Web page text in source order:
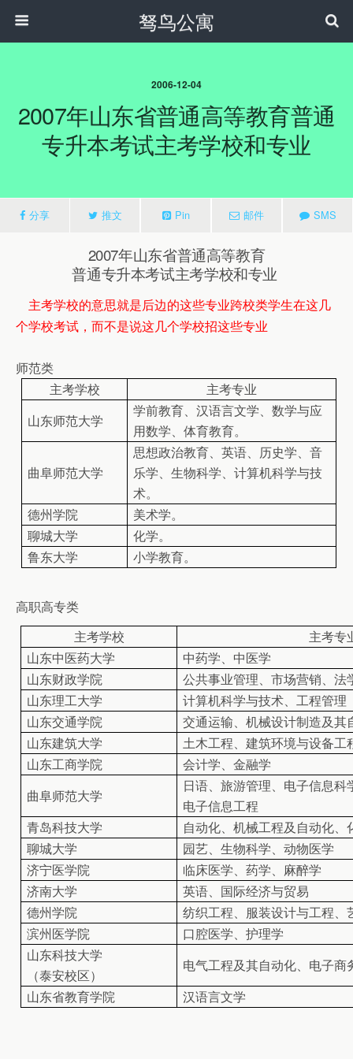
驽鸟公寓
2006-12-04
2007年山东省普通高等教育普通
专升本考试主考学校和专业
分享 推文 Pin 邮件 SMS
2007年山东省普通高等教育
普通专升本考试主考学校和专业
主考学校的意思就是后边的这些专业跨校类学生在这几
个学校考试，而不是说这几个学校招这些专业
师范类
主考学校
主考专业
山东师范大学
学前教育、汉语言文学、数学与应
用数学、体育教育。
曲阜师范大学
思想政治教育、英语、历史学、音
乐学、生物科学、计算机科学与技
术。
德州学院
美术学。
聊城大学
化学。
鲁东大学
小学教育。
高职高专类
主考学校
主考专
山东中医药大学
中药学、中医学
山东财政学院
公共事业管理、市场营销、法
山东理工大学
计算机科学与技术、工程管理
山东交通学院
交通运输、机械设计制造及其
山东建筑大学
土木工程、建筑环境与设备工
山东工商学院
会计学、金融学
曲阜师范大学
日语、旅游管理、电子信息科
电子信息工程
青岛科技大学
自动化、机械工程及自动化、
聊城大学
园艺、生物科学、动物医学
济宁医学院
临床医学、药学、麻醉学
济南大学
英语、国际经济与贸易
德州学院
纺织工程、服装设计与工程、
滨州医学院
口腔医学、护理学
山东科技大学
（泰安校区）
电气工程及其自动化、电子商
山东省教育学院
汉语言文学